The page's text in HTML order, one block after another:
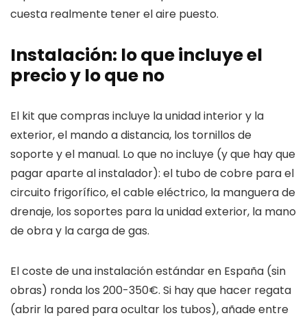
cuesta realmente tener el aire puesto.
Instalación: lo que incluye el
precio y lo que no
El kit que compras incluye la unidad interior y la
exterior, el mando a distancia, los tornillos de
soporte y el manual. Lo que no incluye (y que hay que
pagar aparte al instalador): el tubo de cobre para el
circuito frigorífico, el cable eléctrico, la manguera de
drenaje, los soportes para la unidad exterior, la mano
de obra y la carga de gas.
El coste de una instalación estándar en España (sin
obras) ronda los 200-350€. Si hay que hacer regata
(abrir la pared para ocultar los tubos), añade entre